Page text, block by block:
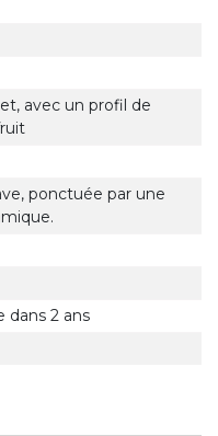
avec un profil de
ponctuée par une
dans 2 ans